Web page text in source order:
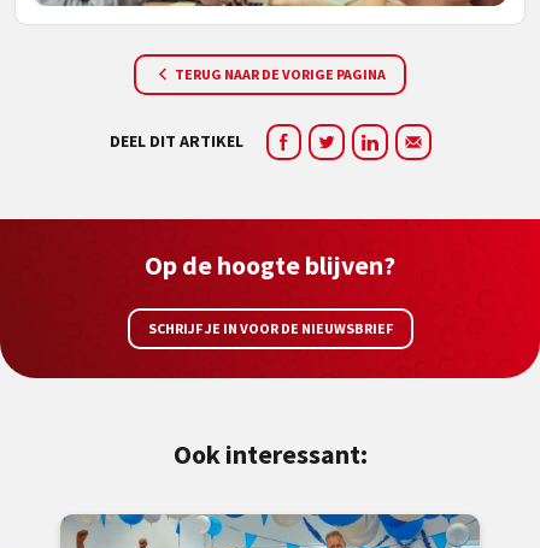
TERUG NAAR DE VORIGE PAGINA
DEEL DIT ARTIKEL
Op de hoogte blijven?
SCHRIJF JE IN VOOR DE NIEUWSBRIEF
Ook interessant: